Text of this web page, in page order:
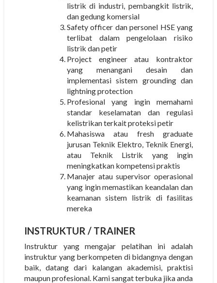
listrik di industri, pembangkit listrik,
dan gedung komersial
Safety officer dan personel HSE yang
terlibat dalam pengelolaan risiko
listrik dan petir
Project engineer atau kontraktor
yang menangani desain dan
implementasi sistem grounding dan
lightning protection
Profesional yang ingin memahami
standar keselamatan dan regulasi
kelistrikan terkait proteksi petir
Mahasiswa atau fresh graduate
jurusan Teknik Elektro, Teknik Energi,
atau Teknik Listrik yang ingin
meningkatkan kompetensi praktis
Manajer atau supervisor operasional
yang ingin memastikan keandalan dan
keamanan sistem listrik di fasilitas
mereka
INSTRUKTUR / TRAINER
Instruktur yang mengajar pelatihan ini adalah
instruktur yang berkompeten di bidangnya dengan
baik, datang dari kalangan akademisi, praktisi
maupun profesional. Kami sangat terbuka jika anda